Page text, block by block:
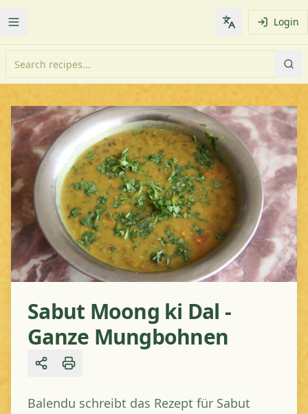
Toggle Menu Change Login
Sabut Moong ki Dal -
Ganze Mungbohnen
Share
Balendu schreibt das Rezept für Sabut